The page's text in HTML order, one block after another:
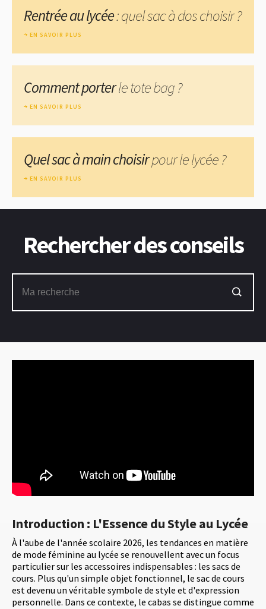
Introduction : L'Essence du Style au Lycée
À l'aube de l'année scolaire 2026, les tendances en matière
de mode féminine au lycée se renouvellent avec un focus
particulier sur les accessoires indispensables : les sacs de
cours. Plus qu'un simple objet fonctionnel, le sac de cours
est devenu un véritable symbole de style et d'expression
personnelle. Dans ce contexte, le cabas se distingue comme
Rentrée au lycée: quel sac à dos choisir ?
EN SAVOIR PLUS
Comment porterle tote bag ?
EN SAVOIR PLUS
Quel sac à main choisirpour le lycée ?
EN SAVOIR PLUS
Rechercher des conseils